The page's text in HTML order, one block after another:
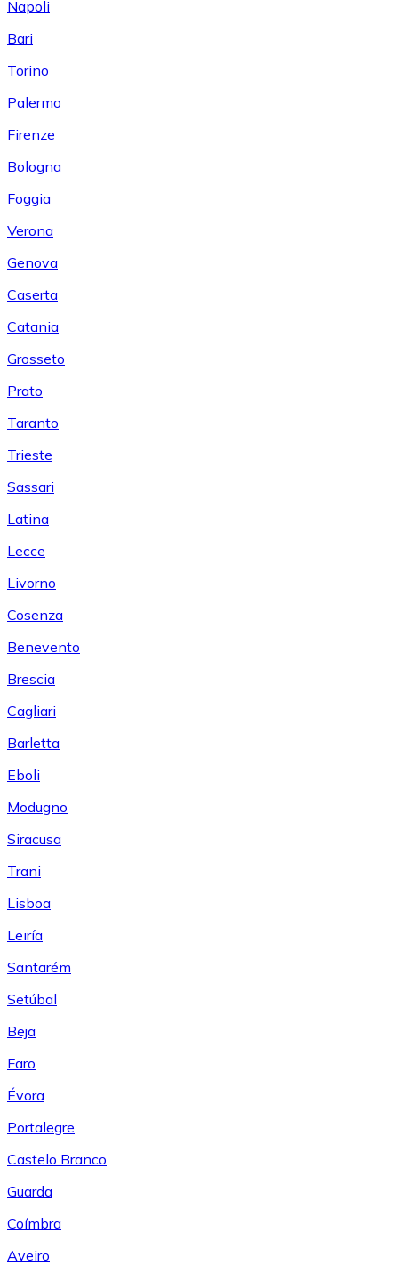
Napoli
Bari
Torino
Palermo
Firenze
Bologna
Foggia
Verona
Genova
Caserta
Catania
Grosseto
Prato
Taranto
Trieste
Sassari
Latina
Lecce
Livorno
Cosenza
Benevento
Brescia
Cagliari
Barletta
Eboli
Modugno
Siracusa
Trani
Lisboa
Leiría
Santarém
Setúbal
Beja
Faro
Évora
Portalegre
Castelo Branco
Guarda
Coímbra
Aveiro